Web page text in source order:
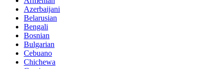
Azerbaijani
Belarusian
Bengali
Bosnian
Bulgarian
Cebuano
Chichewa